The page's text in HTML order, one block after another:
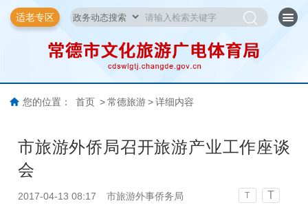
适老专区
您的位置： 首页 > 常德旅游 > 详细内容
市旅游外侨局召开旅游产业工作座谈
会
2017-04-13 08:17 市旅游外事侨务局 T T